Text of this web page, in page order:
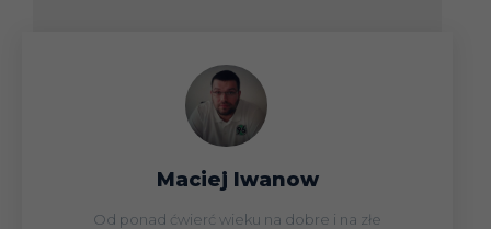
Maciej Iwanow
Od ponad ćwierć wieku na dobre i na złe